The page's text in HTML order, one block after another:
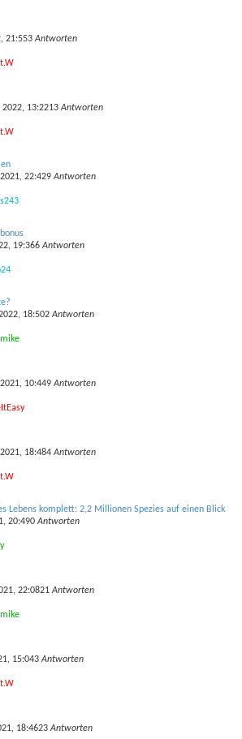
21:553Antworten
2022, 13:2213Antworten
22:429Antworten
19:366Antworten
18:502Antworten
10:449Antworten
18:484Antworten
Lebens komplett: 2,2 Millionen Spezies auf einen Blick
20:490Antworten
22:0821Antworten
15:043Antworten
18:4623Antworten